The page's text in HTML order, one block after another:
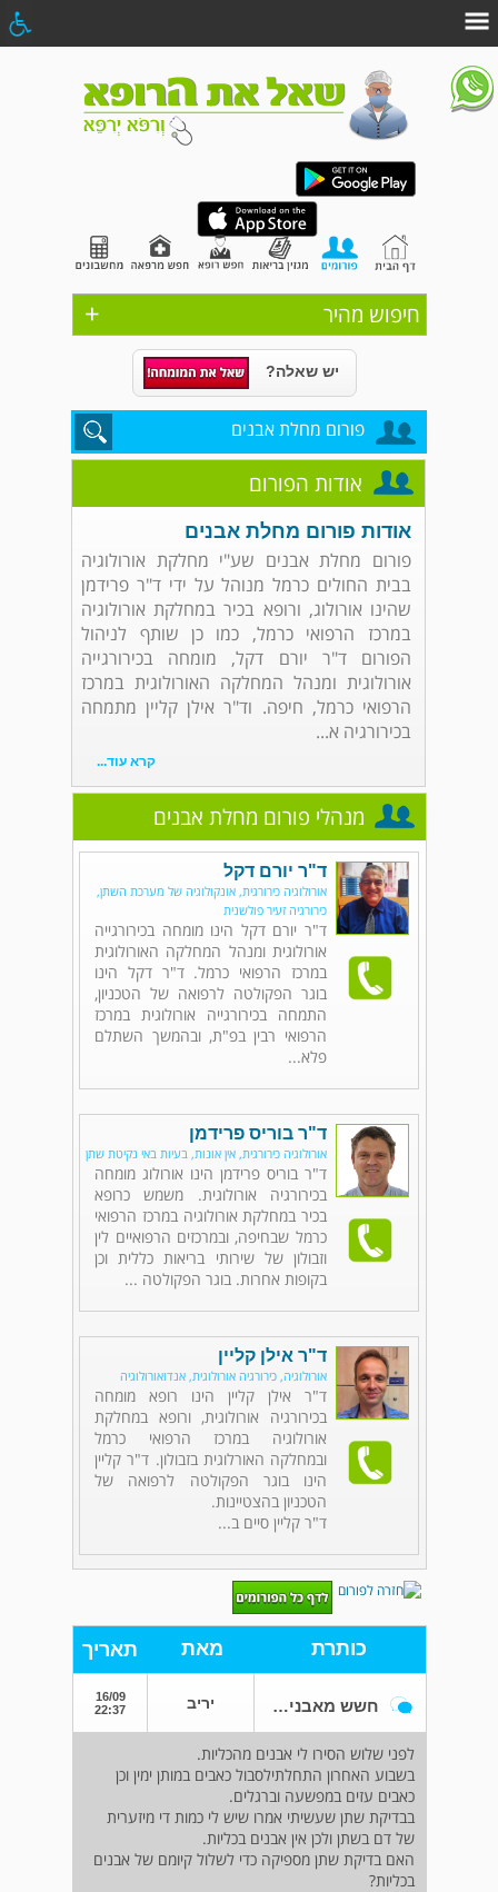
+ חיפוש מהיר
יש שאלה?
פורום מחלת אבנים
אודות הפורום
אודות פורום מחלת אבנים
פורום מחלת אבנים שע"י מחלקת אורולוגיה
בבית החולים כרמל מנוהל על ידי ד"ר פרידמן
שהינו אורולוג, ורופא בכיר במחלקת אורולוגיה
במרכז הרפואי כרמל, כמו כן שותף לניהול
הפורום ד"ר יורם דקל, מומחה בכירורגייה
אורולוגית ומנהל המחלקה האורולוגית במרכז
הרפואי כרמל, חיפה. וד"ר אילן קליין מתמחה
בכירורגיה א...
קרא עוד...
מנהלי פורום מחלת אבנים
ד"ר יורם דקל
אורולוגיה כירורגית, אונקולוגיה של מערכת השתן,
כירורגיה זעיר פולשנית
ד"ר יורם דקל הינו מומחה בכירורגייה
אורולוגית ומנהל המחלקה האורולוגית
במרכז הרפואי כרמל. ד"ר דקל הינו
בוגר הפקולטה לרפואה של הטכניון,
התמחה בכירורגייה אורולוגית במרכז
הרפואי רבין בפ"ת, ובהמשך השתלם
פלא...
ד"ר בוריס פרידמן
אורולוגיה כירורגית, אין אונות, בעיות באי נקיטת שתן
ד"ר בוריס פרידמן הינו אורולוג מומחה
בכירורגיה אורולוגית. משמש כרופא
בכיר במחלקת אורולוגיה במרכז הרפואי
כרמל שבחיפה, ובמרכזים הרפואיים לין
וזבולון של שירותי בריאות כללית וכן
בקופות אחרות. בוגר הפקולטה ...
ד"ר אילן קליין
אורולוגיה, כירורגיה אורולוגית, אנדואורולוגיה
ד"ר אילן קליין הינו רופא מומחה
בכירורגיה אורולוגית, ורופא במחלקת
אורולוגיה במרכז הרפואי כרמל
ובמחלקה האורלוגית בזבולון. ד"ר קליין
הינו בוגר הפקולטה לרפואה של
הטכניון בהצטיינות.
ד"ר קליין סיים ב...
כותרת מאת תאריך
חשש מאבנים חוזרות בכליות יריב
16/09
22:37
לפני שלוש הסירו לי אבנים מהכליות.
בשבוע האחרון התחלתילסבול כאבים במותן ימין וכן
כאבים עזים במפשעה וברגלים.
בבדיקת שתן שעשיתי אמרו שיש לי כמות די מיזערית
של דם בשתן ולכן אין אבנים בכליות.
האם בדיקת שתן מספיקה כדי לשלול קיומם של אבנים
בכליות?